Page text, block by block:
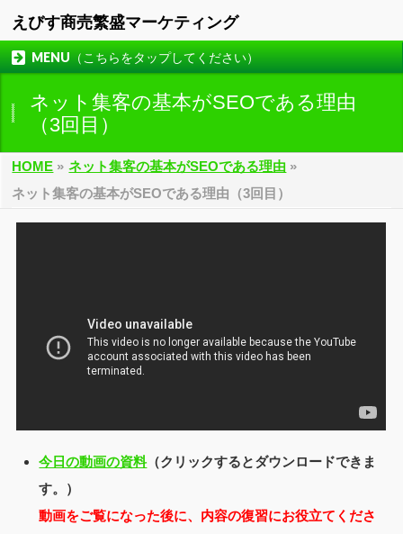
えびす商売繁盛マーケティング
MENU（こちらをタップしてください）
ネット集客の基本がSEOである理由
（3回目）
HOME » ネット集客の基本がSEOである理由 »
ネット集客の基本がSEOである理由（3回目）
今日の動画の資料（クリックするとダウンロードできま
す。）
動画をご覧になった後に、内容の復習にお役立てくださ